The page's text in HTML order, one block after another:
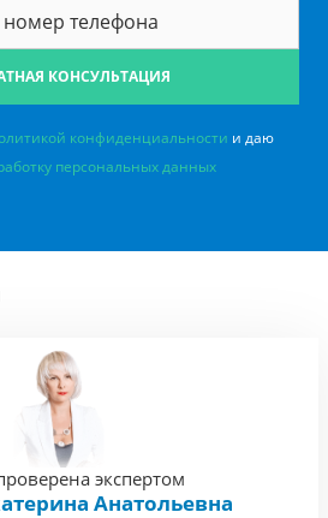
КОНСУЛЬТАЦИЯ
конфиденциальности и даю
персональных данных
экспертом
Анатольевна